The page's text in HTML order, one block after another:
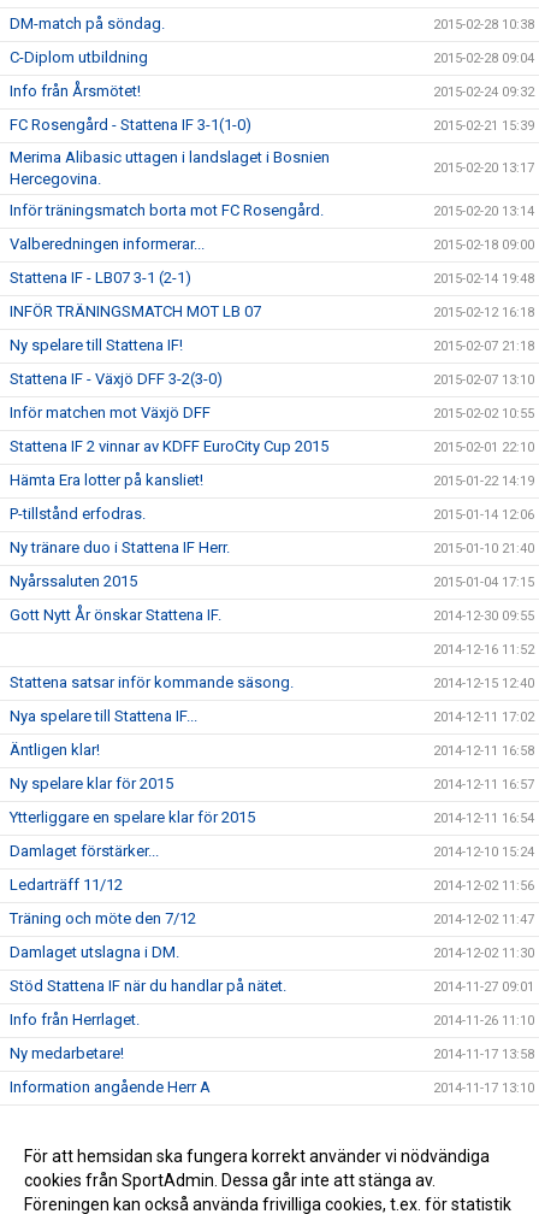
DM-match på söndag. 2015-02-28 10:38
C-Diplom utbildning 2015-02-28 09:04
Info från Årsmötet! 2015-02-24 09:32
FC Rosengård - Stattena IF 3-1(1-0) 2015-02-21 15:39
Merima Alibasic uttagen i landslaget i Bosnien
Hercegovina.
2015-02-20 13:17
Inför träningsmatch borta mot FC Rosengård. 2015-02-20 13:14
Valberedningen informerar... 2015-02-18 09:00
Stattena IF - LB07 3-1 (2-1) 2015-02-14 19:48
INFÖR TRÄNINGSMATCH MOT LB 07 2015-02-12 16:18
Ny spelare till Stattena IF! 2015-02-07 21:18
Stattena IF - Växjö DFF 3-2(3-0) 2015-02-07 13:10
Inför matchen mot Växjö DFF 2015-02-02 10:55
Stattena IF 2 vinnar av KDFF EuroCity Cup 2015 2015-02-01 22:10
Hämta Era lotter på kansliet! 2015-01-22 14:19
P-tillstånd erfodras. 2015-01-14 12:06
Ny tränare duo i Stattena IF Herr. 2015-01-10 21:40
Nyårssaluten 2015 2015-01-04 17:15
Gott Nytt År önskar Stattena IF. 2014-12-30 09:55
2014-12-16 11:52
Stattena satsar inför kommande säsong. 2014-12-15 12:40
Nya spelare till Stattena IF... 2014-12-11 17:02
Äntligen klar! 2014-12-11 16:58
Ny spelare klar för 2015 2014-12-11 16:57
Ytterliggare en spelare klar för 2015 2014-12-11 16:54
Damlaget förstärker... 2014-12-10 15:24
Ledarträff 11/12 2014-12-02 11:56
Träning och möte den 7/12 2014-12-02 11:47
Damlaget utslagna i DM. 2014-12-02 11:30
Stöd Stattena IF när du handlar på nätet. 2014-11-27 09:01
Info från Herrlaget. 2014-11-26 11:10
Ny medarbetare! 2014-11-17 13:58
Information angående Herr A 2014-11-17 13:10
Stöd Stattena IF:s ungdomar genom Svenska Spel 2014-02-03 08:30
Stattena IF på väg mot toppen 2014-01-01 08:54
För att hemsidan ska fungera korrekt använder vi nödvändiga
cookies från SportAdmin. Dessa går inte att stänga av.
Föreningen kan också använda frivilliga cookies, t.ex. för statistik